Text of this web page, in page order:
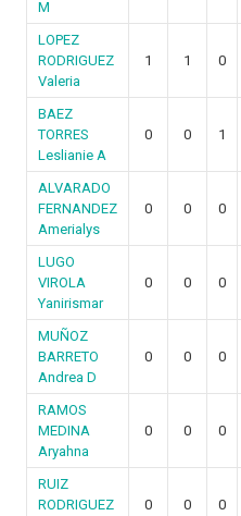
M
LOPEZ
RODRIGUEZ
Valeria
1 1 0
BAEZ
TORRES
Leslianie A
0 0 1
ALVARADO
FERNANDEZ
Amerialys
0 0 0
LUGO
VIROLA
Yanirismar
0 0 0
MUÑOZ
BARRETO
Andrea D
0 0 0
RAMOS
MEDINA
Aryahna
0 0 0
RUIZ
RODRIGUEZ
0 0 0